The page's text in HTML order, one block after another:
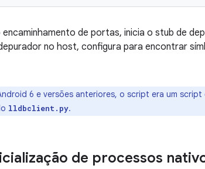
de portas, inicia o stub de
no host, configura para encontrar
6 e versões anteriores, o script era um script
lldbclient.py.
de processos